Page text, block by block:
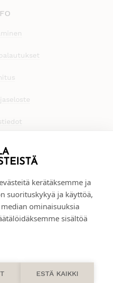
kerätäksemme ja
suorituskykyä ja käyttöä,
ominaisuuksia
sisältöä
ESTÄ KAIKKI